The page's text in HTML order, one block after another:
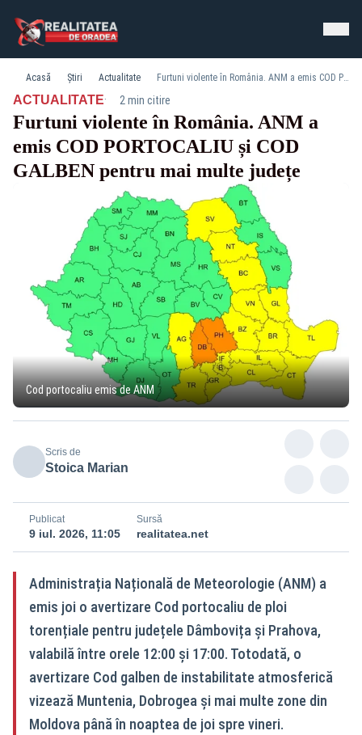
Acasă Știri Actualitate Furtuni violente în România. ANM a emis COD PORTOCALIU și COD GALBEN pentru mai multe județe
ACTUALITATE· 2 min citire
Furtuni violente în România. ANM a
emis COD PORTOCALIU și COD
GALBEN pentru mai multe județe
Cod portocaliu emis de ANM
Scris de
Stoica Marian
Publicat
9 iul. 2026, 11:05
Sursă
realitatea.net
Administrația Națională de Meteorologie (ANM) a
emis joi o avertizare Cod portocaliu de ploi
torențiale pentru județele Dâmbovița și Prahova,
valabilă între orele 12:00 și 17:00. Totodată, o
avertizare Cod galben de instabilitate atmosferică
vizează Muntenia, Dobrogea și mai multe zone din
Moldova până în noaptea de joi spre vineri.